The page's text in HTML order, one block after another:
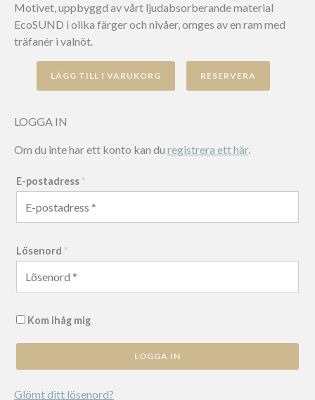
Motivet, uppbyggd av vårt ljudabsorberande material
EcoSUND i olika färger och nivåer, omges av en ram med
träfanér i valnöt.
Landscape
LÄGG TILL I VARUKORG
LOGGA IN
Om du inte har ett konto kan du registrera ett här.
E-postadress *
Lösenord *
Kom ihåg mig
LOGGA IN
Glömt ditt lösenord?